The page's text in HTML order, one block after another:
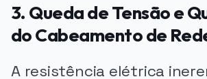
3. Queda de Tensão e
do Cabeamento de
A resistência elétrica